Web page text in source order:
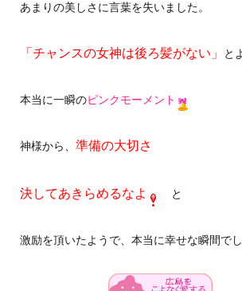
あまりの美しさに言葉を失いました。
「チャンスの女神は後ろ髪がない」 と
本当に一瞬のピンクモーメント
神様から、 準備の大切さ
決してあきらめるなよ と
激励を頂いたようで、本当に幸せな瞬間でし